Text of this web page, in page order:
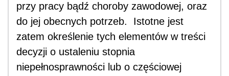
przy pracy bądź choroby zawodowej, oraz
do jej obecnych potrzeb. Istotne jest
zatem określenie tych elementów w treści
decyzji o ustaleniu stopnia
niepełnosprawności lub o częściowej